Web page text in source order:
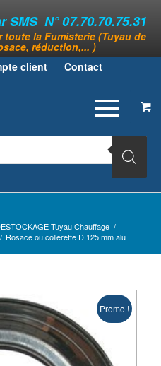
N° 07.70.70.75.31
toute la Fumisterie (Tuyau de
réduction,... )
client Contact
Tuyau Chauffage /
/ Rosace ou collerette D 125 mm alu
Promo !